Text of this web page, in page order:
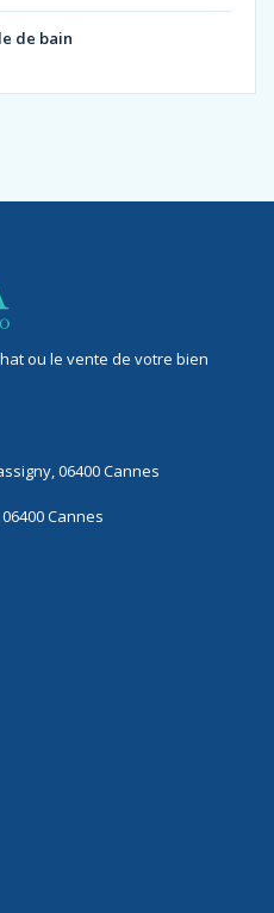
de bain
ou le vente de votre bien
06400 Cannes
Cannes